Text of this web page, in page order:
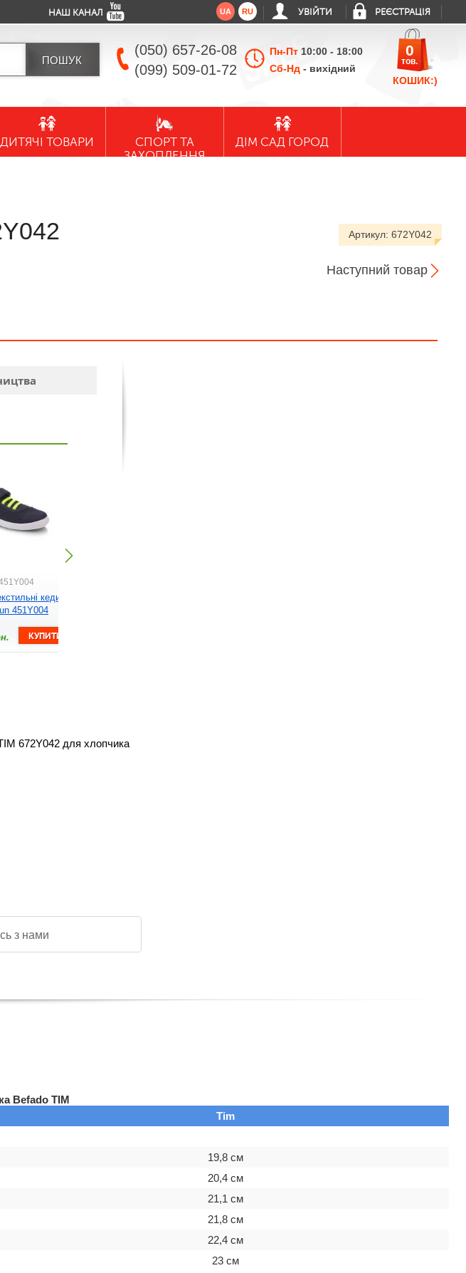
НАШ КАНАЛ UA RU УВІЙТИ РЕЄСТРАЦІЯ
(050) 657-26-08
(099) 509-01-72
Пн-Пт 10:00 - 18:00
Сб-Нд - вихідний
КОШИК:)
0
тов.
ДИТЯЧІ ТОВАРИ
СПОРТ ТА
ЗАХОПЛЕННЯ
ДІМ САД ГОРОД
Артикул: 672Y042
Наступний товар
кеди
451Y004
672Y042 для хлопчика
з нами
Befado TIM
Tim
19,8 см
20,4 см
21,1 см
21,8 см
22,4 см
23 см